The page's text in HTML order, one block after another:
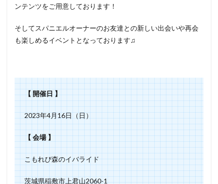
ンテンツをご用意しております！
そしてスパニエルオーナーのお友達との新しい出会いや再会
も楽しめるイベントとなっております♫
【 開催日 】
2023年4月16日（日）
【 会場 】
こもれび森のイバライド
茨城県稲敷市上君山2060-1